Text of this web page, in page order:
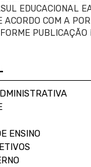
EDUCACIONAL
ACORDO COM A
PUBLICAÇÃO
ENSINO